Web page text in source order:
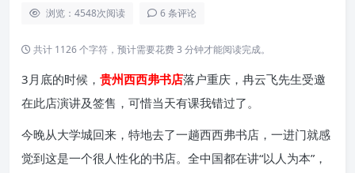
浏览：4548次阅读 6 条评论
共计 1126 个字符，预计需要花费 3 分钟才能阅读完成。
3月底的时候， 贵州西西弗书店落户重庆，冉云飞先生受邀
在此店演讲及签售，可惜当天有课我错过了。
今晚从大学城回来，特地去了一趟西西弗书店，一进门就感
觉到这是一个很人性化的书店。全中国都在讲“以人为本”，